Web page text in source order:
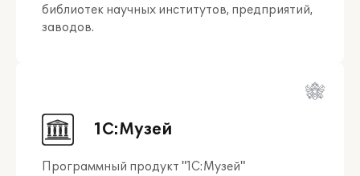
библиотек научных институтов, предприятий,
заводов.
1С:Музей
Программный продукт "1C:Музей"